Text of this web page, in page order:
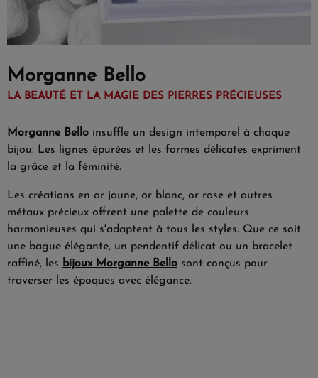
Morganne Bello
LA BEAUTÉ ET LA MAGIE DES PIERRES PRÉCIEUSES
Morganne Bello insuffle un design intemporel à chaque
bijou. Les lignes épurées et les formes délicates expriment
la grâce et la féminité.
Les créations en or jaune, or blanc, or rose et autres
métaux précieux offrent une palette de couleurs
harmonieuses qui s'adaptent à tous les styles. Que ce soit
une bague élégante, un pendentif délicat ou un bracelet
raffiné, les bijoux Morganne Bello sont conçus pour
traverser les époques avec élégance.